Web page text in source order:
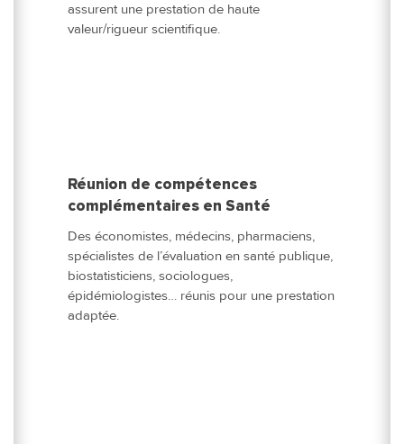
assurent une prestation de haute
valeur/rigueur scientifique.
Réunion de compétences
complémentaires en Santé
Des économistes, médecins, pharmaciens,
spécialistes de l’évaluation en santé publique,
biostatisticiens, sociologues,
épidémiologistes… réunis pour une prestation
adaptée.